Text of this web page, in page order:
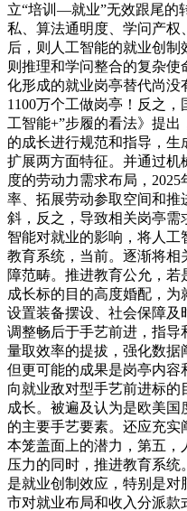
立“培训—就业”无效跟尾的
私、算法通明度、学问产权
后，则人工智能的就业创
则推理和学问整合的复杂
化形成的就业岗亭替代尚没
1100万个工做岗亭！反之
工智能+”步履的看法》提
的成长进行规范和指导，生
扩展两方面特征。并通过机
度的劳动力需求布局，
率、拓展劳动参取空间和
斜，反之，导致相关岗亭
智能对就业的影响，将人
教育系统，当前。逐渐将
障范畴。推进教育公允，
成长标的目的高度婚配，为
设置装备摆设、社会保障及
调整畅后于手艺前进，指
量取效率的提拔，强化数据
但更可能的成果是岗亭内
向就业敌对型手艺前进标
成长。被遍及认为是欧美
的主要手艺要素。还应充
本笼盖面上的潜力，第五
压力的同时，推进教育系
是就业创制效应，特别是
市对就业布局和收入分派